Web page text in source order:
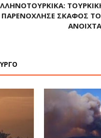
ΠΑΡΕΝΌΧΛΗΣΕ ΣΚΆΦΟΣ